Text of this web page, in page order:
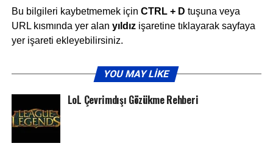
Bu bilgileri kaybetmemek için CTRL + D tuşuna veya
URL kısmında yer alan yıldızişaretine tıklayarak sayfaya
yer işareti ekleyebilirsiniz.
YOU MAY LIKE
LoL Çevrimdışı Gözükme Rehberi